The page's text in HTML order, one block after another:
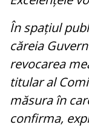
În spațiul
căreia
revocarea
titular al
măsura în
confirma,